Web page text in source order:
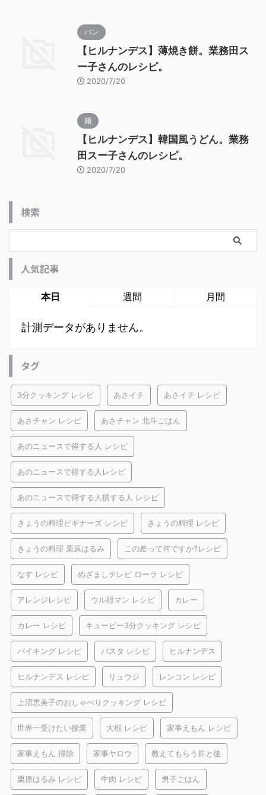
パン
【ヒルナンデス】薄焼き餅。業務田ス
ー子さんのレシピ。
2020/7/20
麺
【ヒルナンデス】韓国風うどん。業務
田スー子さんのレシピ。
2020/7/20
検索
人気記事
本日 週間 月間
計測データがありません。
タグ
3分クッキング レシピ あさイチ あさイチ レシピ
あさチャン レシピ あさチャン 北斗ごはん
あのニュースで得する人 レシピ
あのニュースで得する人レシピ
あのニュースで得する人損する人 レシピ
きょうの料理ビギナーズ レシピ きょうの料理 レシピ
きょうの料理 栗原はるみ この差って何ですか?レシピ
なす レシピ めざましテレビ ローラ レシピ
アレンジレシピ ウル得マン レシピ カレー
カレー レシピ キューピー3分クッキング レシピ
バイキング レシピ パスタ レシピ ヒルナンデス
ヒルナンデス レシピ リュウジ レンコン レシピ
上沼恵美子のおしゃべりクッキング レシピ
世界一受けたい授業 大根 レシピ 家事えもん レシピ
家事えもん 掃除 家事ヤロウ 教えてもらう前と後
栗原はるみ レシピ 牛肉 レシピ 男子ごはん